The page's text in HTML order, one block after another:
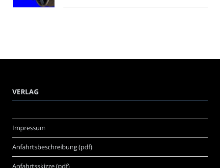
VERLAG
Impressum
Anfahrtsbeschreibung (pdf)
Anfahrtsskizze (pdf)